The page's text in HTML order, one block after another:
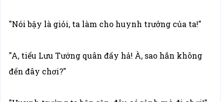
"Nói bậy là giỏi, ta làm cho huynh trưởng của ta!"
"A, tiểu Lưu Tướng quân đấy hả! À, sao hắn không
đến đây chơi?"